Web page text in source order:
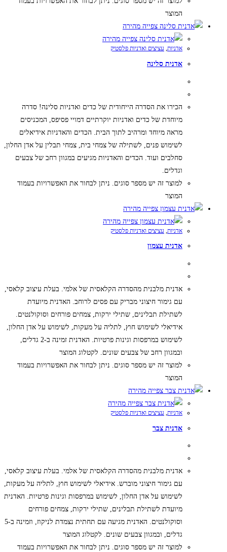
המוצר
צפייה מהירה
צפייה מהירה
אדניות, עציצים ואדניות פלסטיק
אדנית סלינה
הכירו את הסדרה הייחודית של כדים ואדניות סלינה! סדרה
מיוחדת של כדים ואדניות יוקרתיים דמויי פסיפס, המכניסים
מראה מיוחד ומרהיב לתוך הבית. הכדים והאדניות אידיאלים
לשימוש פנים, לשתילה של צמחי בית, צמחי תבלין על אדן החלון,
סחלבים ועוד. הכדים והאדניות מגיעים במגוון רחב של צבעים
וגדלים.
למוצר זה יש מספר סוגים. ניתן לבחור את האפשרויות בעמוד
המוצר
צפייה מהירה
צפייה מהירה
אדניות עציצים ואדניות פלסטיק
אדנית עצמון
אדנית מלבנית מהסדרה הקלאסית של אלמי. בעלת עיצוב קלאסי,
עם גימור חיצוני מבריק עם פסים לרוחב. האדנית מיועדת
לשתילת תבלינים, שתילי ירקות, צמחים פורחים וסוקולנטים.
אידיאלי לשימוש חוץ, לתליה על מעקות, לשימוש על אדן החלון,
לשימוש במרפסות וגינות פרטיות. האדנית זמינה ב-2 גדלים,
ובמגוון רחב של צבעים שונים. לקטלוג המוצר
למוצר זה יש מספר סוגים. ניתן לבחור את האפשרויות בעמוד
המוצר
צפייה מהירה
צפייה מהירה
אדניות, עציצים ואדניות פלסטיק
אדנית צבר
אדנית מלבנית מהסדרה הקלאסית של אלמי. בעלת עיצוב קלאסי,
עם גימור חיצוני מוברש. אידיאלי לשימוש חוץ, לתליה על מעקות,
לשימוש על אדן החלון, לשימוש במרפסות וגינות פרטיות. האדנית
מיועדת לשתילת תבלינים, שתילי ירקות, צמחים פורחים
וסוקולנטים. האדנית מגיעה עם תחתית נצמדת לניקוז, וזמינה ב-5
גדלים, ובמגוון צבעים שונים. לקטלוג המוצר
למוצר זה יש מספר סוגים. ניתן לבחור את האפשרויות בעמוד